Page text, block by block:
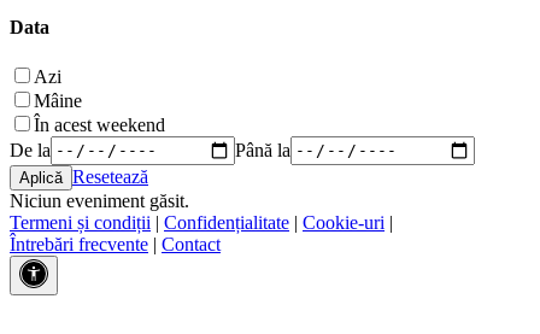
Data
Azi
Mâine
În acest weekend
De la
Până la
Resetează
Niciun eveniment găsit.
Termeni și condiții | Confidențialitate | Cookie-uri |
Întrebări frecvente | Contact